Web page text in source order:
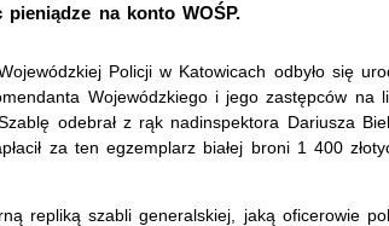
pieniądze na konto WOŚP.
Policji w Katowicach odbyło się
Wojewódzkiego i jego zastępców na
odebrał z rąk nadinspektora Dariusza
za ten egzemplarz białej broni 1 400
repliką szabli generalskiej, jaką oficerowie